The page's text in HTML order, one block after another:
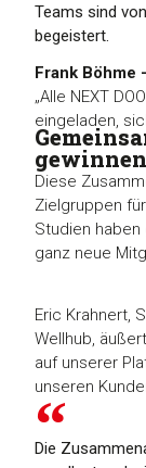
Teams sind
begeistert.
Frank Böhme
„Alle NEXT
eingeladen,
gewinnen
Diese
Zielgruppen
Studien
ganz neue
Eric Krahnert,
Wellhub,
auf unserer
unseren
Die